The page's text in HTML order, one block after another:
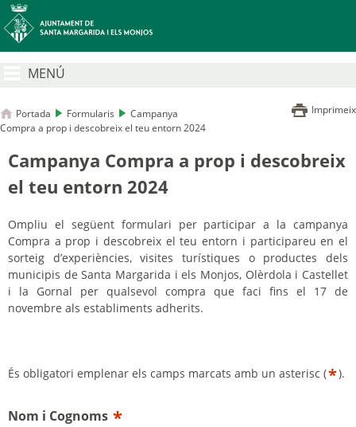
MENÚ
Portada Formularis
Campanya
Compra a prop i descobreix el teu entorn 2024
Imprimeix
Campanya Compra a prop i descobreix
el teu entorn 2024
Ompliu el següent formulari per participar a la campanya
Compra a prop i descobreix el teu entorn i participareu en el
sorteig d’experiències, visites turístiques o productes dels
municipis de Santa Margarida i els Monjos, Olèrdola i Castellet
i la Gornal per qualsevol compra que faci fins el 17 de
novembre als establiments adherits.
És obligatori emplenar els camps marcats amb un asterisc (*).
Nom i Cognoms *